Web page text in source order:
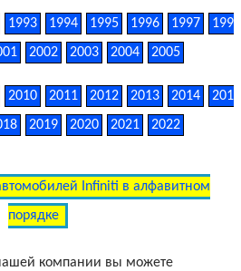
1993 1994 1995 1996 1997
199
2002 2003 2004 2005
2010 2011 2012 2013 2014
201
2019 2020 2021 2022
Infiniti в алфавитном
порядке
компании вы можете